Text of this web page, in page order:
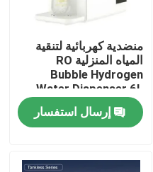
منضدية كهربائية لتنقية
المياه المنزلية RO
Bubble Hydrogen
Water Dispenser 6L
Water Tank
إرسال استفسار